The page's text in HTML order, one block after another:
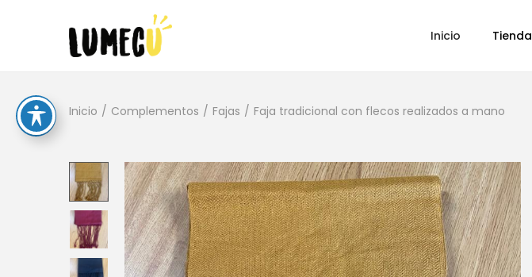
Inicio Tienda
Inicio / Complementos / Fajas / Faja tradicional con flecos realizados a mano